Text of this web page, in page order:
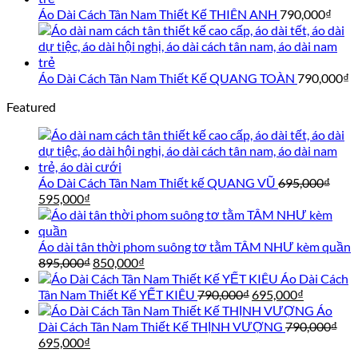
Áo Dài Cách Tân Nam Thiết Kế THIÊN ANH 790,000₫
Áo Dài Cách Tân Nam Thiết Kế QUANG TOÀN 790,000₫
Featured
Áo Dài Cách Tân Nam Thiết kế QUANG VŨ 695,000₫
Giá
gốc
là:
695,000₫.
595,000₫
hiện
là:
595,000₫.
Áo dài tân thời phom suông tơ tằm TÂM NHƯ kèm quần
895,000₫Giá
gốc
là:
895,000₫.
850,000₫
hiện
tại
là:
850,000₫.
Áo Dài Cách
Tân Nam Thiết Kế YẾT KIÊU 790,000₫Giá
gốc
là:
695,000₫
hiện
tại
Áo
Dài Cách Tân Nam Thiết Kế THỊNH VƯỢNG 790,000₫
Giá
695,000₫